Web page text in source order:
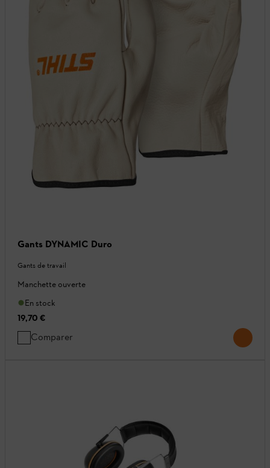
Gants DYNAMIC Duro
Gants de travail
Manchette ouverte
En stock
19,70 €
Comparer